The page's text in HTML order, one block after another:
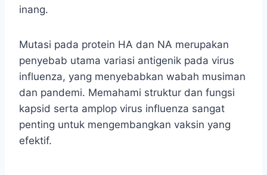
inang.
Mutasi pada protein HA dan NA merupakan
penyebab utama variasi antigenik pada virus
influenza, yang menyebabkan wabah musiman
dan pandemi. Memahami struktur dan fungsi
kapsid serta amplop virus influenza sangat
penting untuk mengembangkan vaksin yang
efektif.